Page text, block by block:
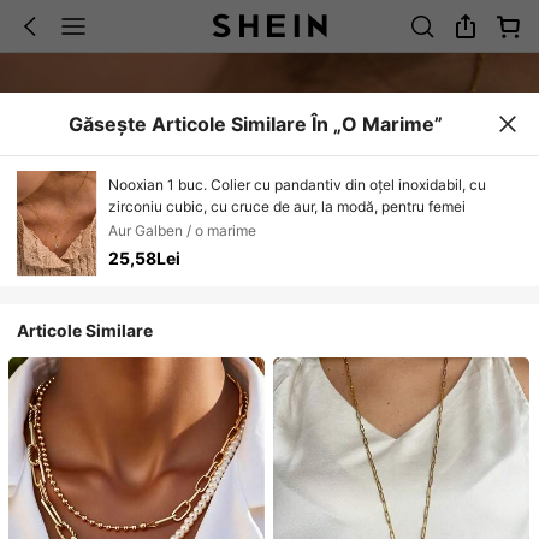
Găsește Articole Similare În „o Marime”
Nooxian 1 buc. Colier cu pandantiv din oțel inoxidabil, cu
zirconiu cubic, cu cruce de aur, la modă, pentru femei
Aur Galben / o marime
25,58Lei
Articole Similare